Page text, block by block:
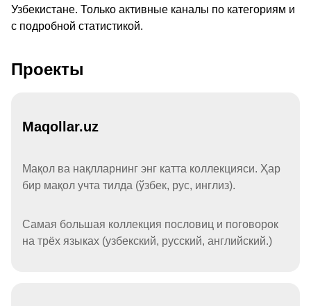
Узбекистане. Только активные каналы по категориям и
с подробной статистикой.
Проекты
Maqollar.uz
Мақол ва нақлларнинг энг катта коллекцияси. Ҳар
бир мақол учта тилда (ўзбек, рус, инглиз).
Самая большая коллекция пословиц и поговорок
на трёх языках (узбекский, русский, английский.)